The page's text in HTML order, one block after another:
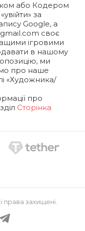
або Кодером
за
Google, а
своє
ігровими
в нашому
ми
про наше
«Художника/
про
Сторінка
права захищені.